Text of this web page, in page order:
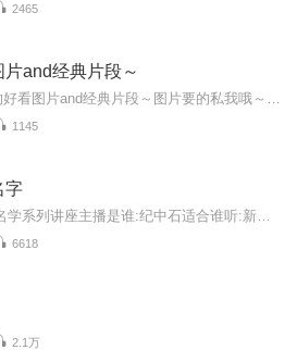
2465
and经典片段～
1145
字
6618
2.1万